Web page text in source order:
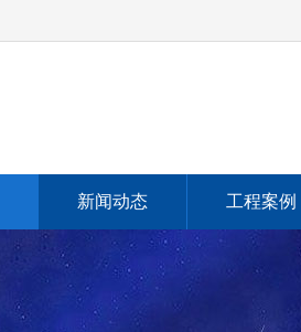
新闻动态 工程案例